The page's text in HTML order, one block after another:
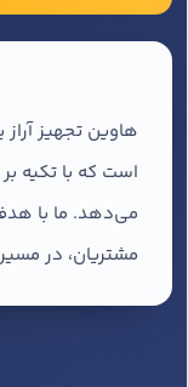
هاوین تجهیز
است که با تکیه
می‌دهد. ما با
مشتریان، در